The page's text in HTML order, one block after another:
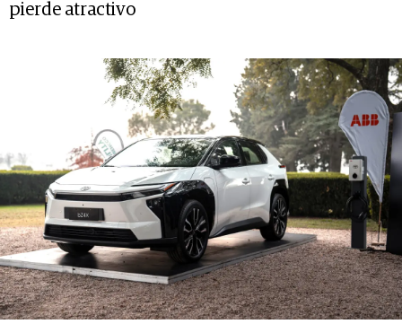
pierde atractivo